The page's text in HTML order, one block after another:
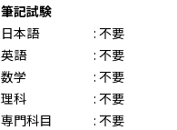
筆記試験
日本語
: 不要
英語
: 不要
数学
: 不要
理科
: 不要
専門科目
: 不要